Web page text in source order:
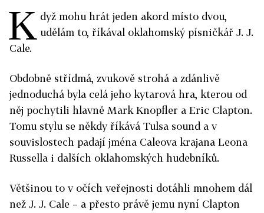
K dyž mohu hrát jeden akord místo dvou,
udělám to, říkával oklahomský písničkář J. J.
Cale.
Obdobně střídmá, zvukově strohá a zdánlivě
jednoduchá byla celá jeho kytarová hra, kterou od
něj pochytili hlavně Mark Knopfler a Eric Clapton.
Tomu stylu se někdy říkává Tulsa sound a v
souvislostech padají jména Caleova krajana Leona
Russella i dalších oklahomských hudebníků.
Většinou to v očích veřejnosti dotáhli mnohem dál
než J. J. Cale – a přesto právě jemu nyní Clapton